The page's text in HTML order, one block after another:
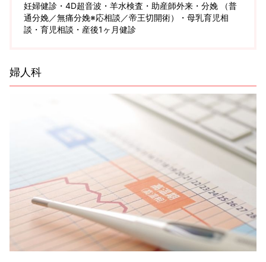
妊婦健診・4D超音波・羊水検査・助産師外来・分娩 （普
通分娩／無痛分娩※応相談／帝王切開術）・母乳育児相
談・育児相談・産後1ヶ月健診
婦人科